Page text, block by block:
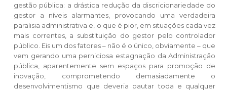
gestão pública: a drástica redução da discricionariedade do
gestor a níveis alarmantes, provocando uma verdadeira
paralisia administrativa e, o que é pior, em situações cada vez
mais correntes, a substituição do gestor pelo controlador
público. Eis um dos fatores – não é o único, obviamente – que
vem gerando uma perniciosa estagnação da Administração
pública, aparentemente sem espaços para promoção de
inovação, comprometendo demasiadamente o
desenvolvimentismo que deveria pautar toda e qualquer